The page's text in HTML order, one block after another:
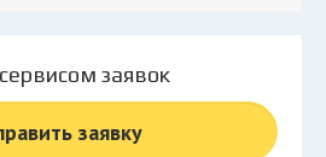
заявок
заявку